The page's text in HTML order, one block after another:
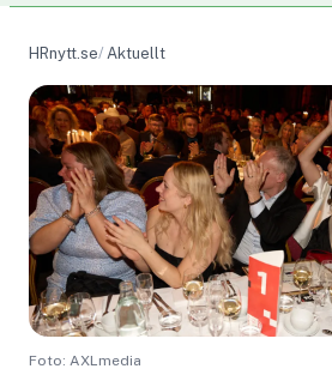
HRnytt.se Aktuellt
Foto: AXLmedia